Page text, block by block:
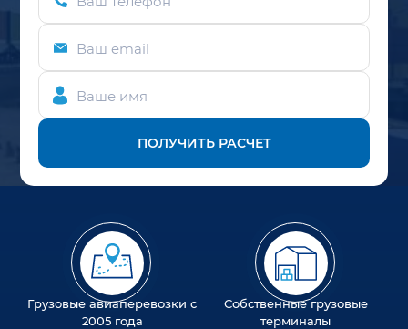
Ваш email
Ваше имя
ПОЛУЧИТЬ РАСЧЕТ
Грузовые авиаперевозки с
2005 года
Собственные грузовые
терминалы